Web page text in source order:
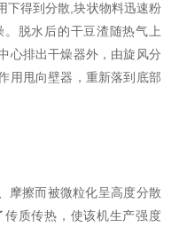
下得到分散,块状物料迅速粉
脱水后的干豆渣随热气上
心排出干燥器外，由旋风分
用甩向壁器，重新落到底部
擦而被微粒化呈高度分散
质传热，使该机生产强度